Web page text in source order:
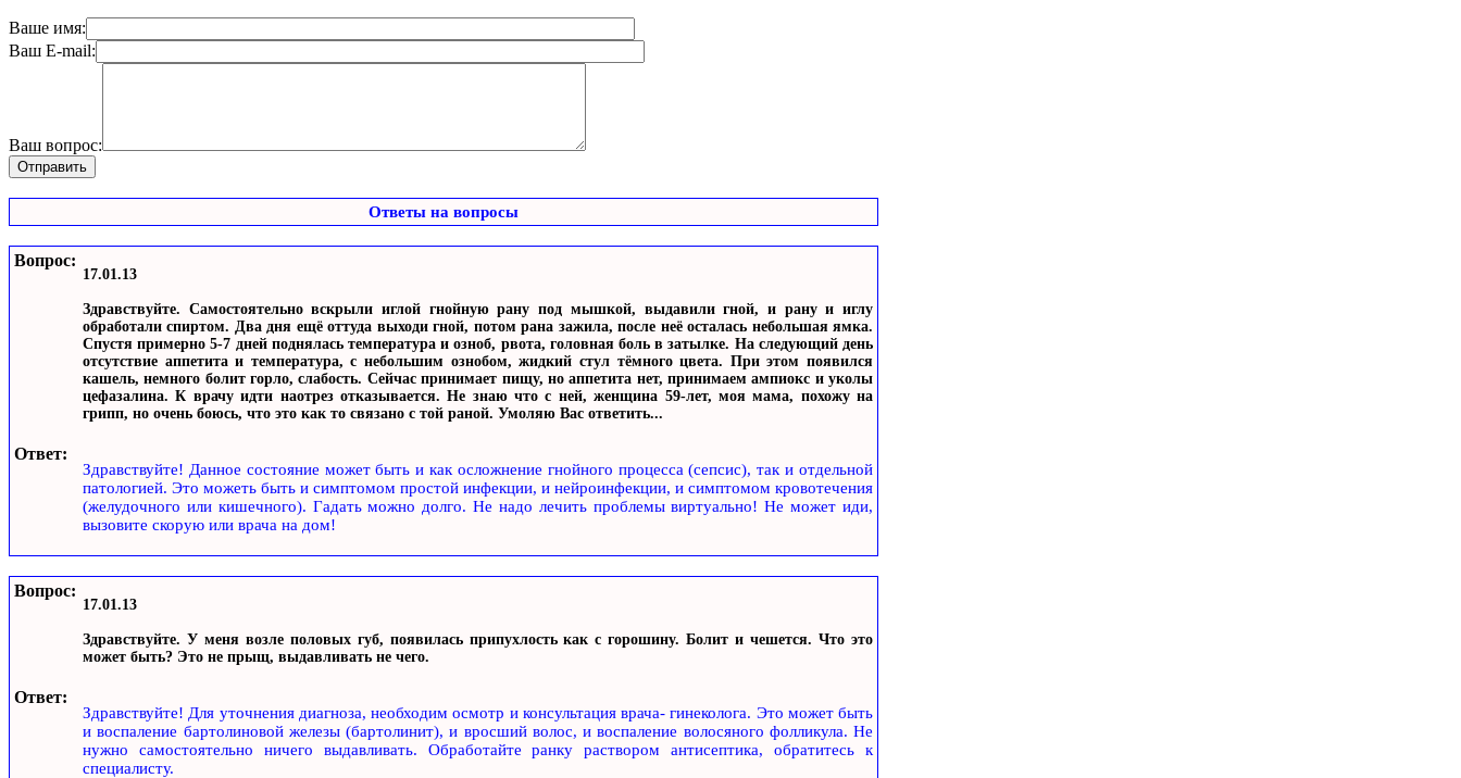
Ваше имя:
Ваш E-mail:
Ваш вопрос:
Ответы на вопросы
Вопрос:
17.01.13
Здравствуйте. Самостоятельно вскрыли иглой гнойную рану под мышкой, выдавили гной, и рану и иглу
обработали спиртом. Два дня ещё оттуда выходи гной, потом рана зажила, после неё осталась небольшая ямка.
Спустя примерно 5-7 дней поднялась температура и озноб, рвота, головная боль в затылке. На следующий день
отсутствие аппетита и температура, с небольшим ознобом, жидкий стул тёмного цвета. При этом появился
кашель, немного болит горло, слабость. Сейчас принимает пищу, но аппетита нет, принимаем ампиокс и уколы
цефазалина. К врачу идти наотрез отказывается. Не знаю что с ней, женщина 59-лет, моя мама, похожу на
грипп, но очень боюсь, что это как то связано с той раной. Умоляю Вас ответить...
Ответ:
Здравствуйте! Данное состояние может быть и как осложнение гнойного процесса (сепсис), так и отдельной
патологией. Это можеть быть и симптомом простой инфекции, и нейроинфекции, и симптомом кровотечения
(желудочного или кишечного). Гадать можно долго. Не надо лечить проблемы виртуально! Не может иди,
вызовите скорую или врача на дом!
Вопрос:
17.01.13
Здравствуйте. У меня возле половых губ, появилась припухлость как с горошину. Болит и чешется. Что это
может быть? Это не прыщ, выдавливать не чего.
Ответ:
Здравствуйте! Для уточнения диагноза, необходим осмотр и консультация врача- гинеколога. Это может быть
и воспаление бартолиновой железы (бартолинит), и вросший волос, и воспаление волосяного фолликула. Не
нужно самостоятельно ничего выдавливать. Обработайте ранку раствором антисептика, обратитесь к
специалисту.